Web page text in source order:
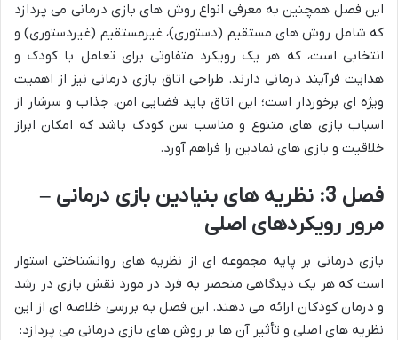
این فصل همچنین به معرفی انواع روش های بازی درمانی می پردازد
که شامل روش های مستقیم (دستوری)، غیرمستقیم (غیردستوری) و
انتخابی است، که هر یک رویکرد متفاوتی برای تعامل با کودک و
هدایت فرآیند درمانی دارند. طراحی اتاق بازی درمانی نیز از اهمیت
ویژه ای برخوردار است؛ این اتاق باید فضایی امن، جذاب و سرشار از
اسباب بازی های متنوع و مناسب سن کودک باشد که امکان ابراز
خلاقیت و بازی های نمادین را فراهم آورد.
فصل 3: نظریه های بنیادین بازی درمانی –
مرور رویکردهای اصلی
بازی درمانی بر پایه مجموعه ای از نظریه های روانشناختی استوار
است که هر یک دیدگاهی منحصر به فرد در مورد نقش بازی در رشد
و درمان کودکان ارائه می دهند. این فصل به بررسی خلاصه ای از این
نظریه های اصلی و تأثیر آن ها بر روش های بازی درمانی می پردازد: